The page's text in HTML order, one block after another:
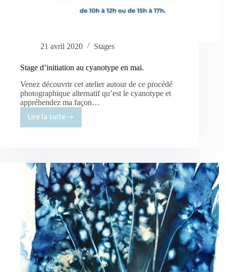
21 avril 2020 Stages
Stage d’initiation au cyanotype en mai.
Venez découvrir cet atelier autour de ce procédé
photographique alternatif qu’est le cyanotype et
appréhendez ma façon…
Lire la suite
Stage
en
mai.